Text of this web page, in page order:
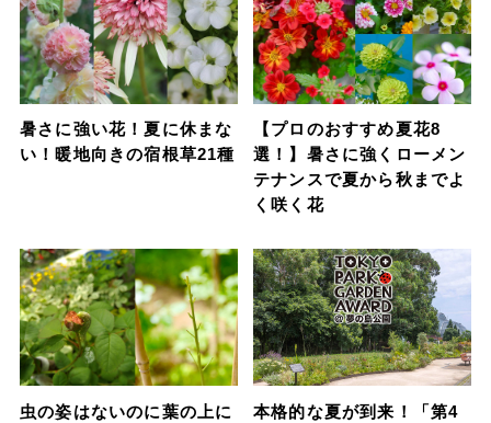
暑さに強い花！夏に休まな
い！暖地向きの宿根草21種
【プロのおすすめ夏花8
選！】暑さに強くローメン
テナンスで夏から秋までよ
く咲く花
虫の姿はないのに葉の上に
本格的な夏が到来！「第4